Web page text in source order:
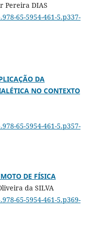
Pereira DIAS
65-5954-461-5.p337-
DA
NO CONTEXTO
65-5954-461-5.p357-
DE FÍSICA
da SILVA
65-5954-461-5.p369-